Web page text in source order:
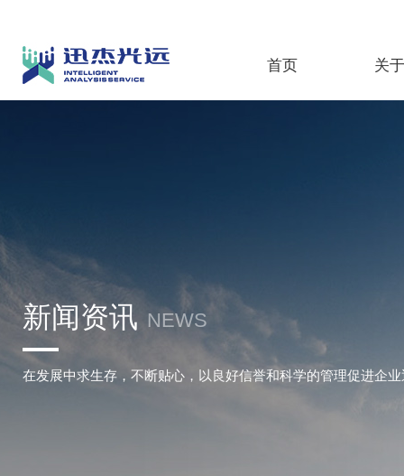
首页 关
新闻资讯 NEWS
在发展中求生存，不断贴心，以良好信誉和科学的管理促进企